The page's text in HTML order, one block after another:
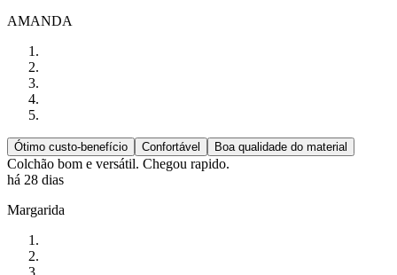
AMANDA
Ótimo custo-benefício Confortável Boa qualidade do material
Colchão bom e versátil. Chegou rapido.
há 28 dias
Margarida